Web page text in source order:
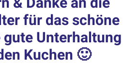
für das schöne
guteUnterhaltung
Kuchen 🙂